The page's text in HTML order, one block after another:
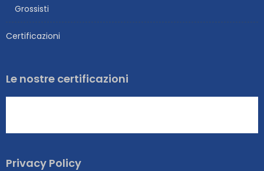
Grossisti
Certificazioni
Le nostre certificazioni
Privacy Policy